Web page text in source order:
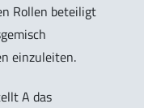
Rollen beteiligt
einzuleiten.
A das